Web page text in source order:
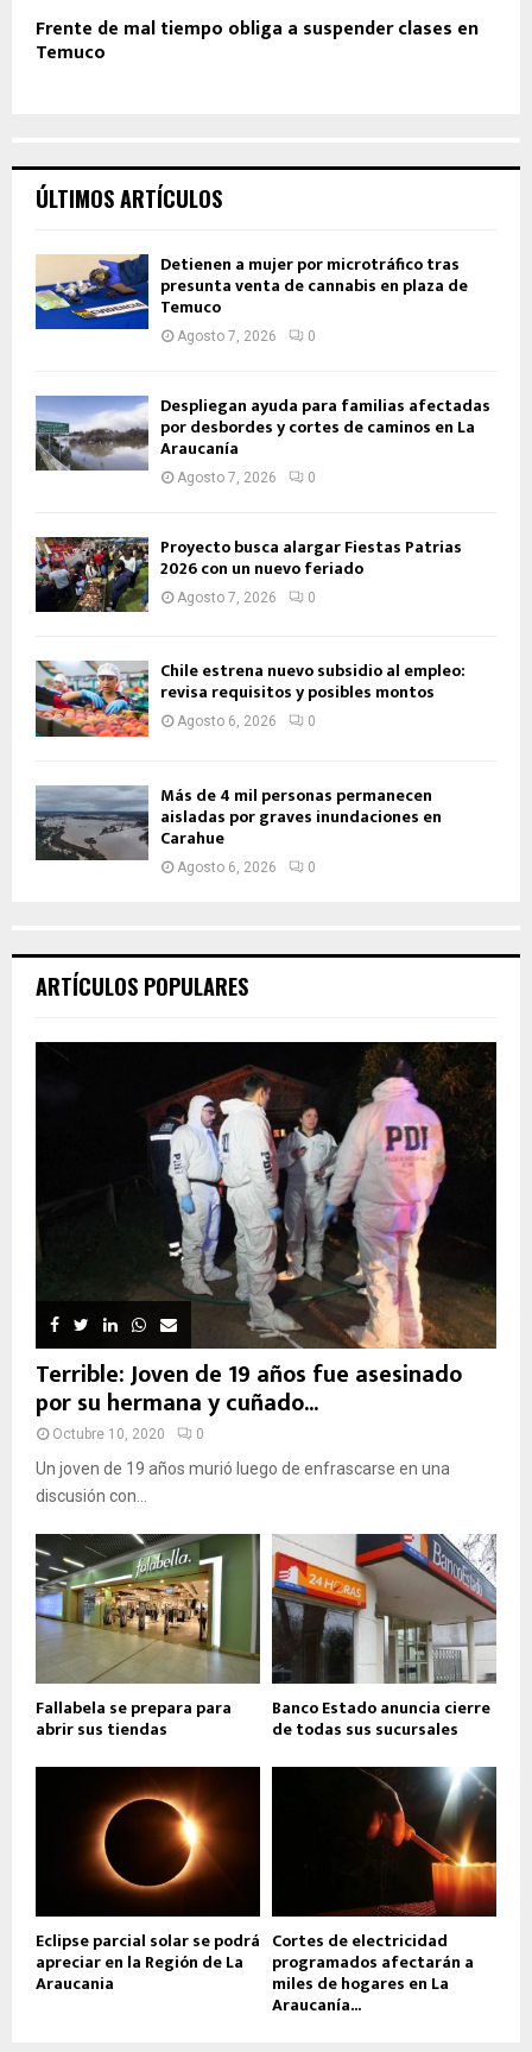
Frente de mal tiempo obliga a suspender clases en
Temuco
ÚLTIMOS ARTÍCULOS
Detienen a mujer por microtráfico tras
presunta venta de cannabis en plaza de
Temuco
Agosto 7, 2026 0
Despliegan ayuda para familias afectadas
por desbordes y cortes de caminos en La
Araucanía
Agosto 7, 2026 0
Proyecto busca alargar Fiestas Patrias
2026 con un nuevo feriado
Agosto 7, 2026 0
Chile estrena nuevo subsidio al empleo:
revisa requisitos y posibles montos
Agosto 6, 2026 0
Más de 4 mil personas permanecen
aisladas por graves inundaciones en
Carahue
Agosto 6, 2026 0
ARTÍCULOS POPULARES
Terrible: Joven de 19 años fue asesinado
por su hermana y cuñado...
Octubre 10, 2020 0
Un joven de 19 años murió luego de enfrascarse en una
discusión con...
Fallabela se prepara para
abrir sus tiendas
Banco Estado anuncia cierre
de todas sus sucursales
Eclipse parcial solar se podrá
apreciar en la Región de La
Araucania
Cortes de electricidad
programados afectarán a
miles de hogares en La
Araucanía...